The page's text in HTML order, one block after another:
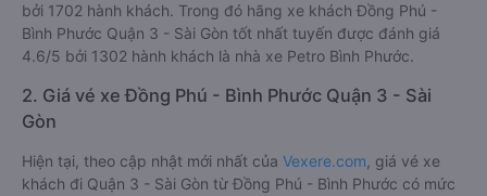
bởi 1702 hành khách. Trong đó hãng xe khách Đồng Phú -
Bình Phước Quận 3 - Sài Gòn tốt nhất tuyến được đánh giá
4.6/5 bởi 1302 hành khách là nhà xe Petro Bình Phước.
2. Giá vé xe Đồng Phú - Bình Phước Quận 3 - Sài
Gòn
Hiện tại, theo cập nhật mới nhất của Vexere.com , giá vé xe
khách đi Quận 3 - Sài Gòn từ Đồng Phú - Bình Phước có mức